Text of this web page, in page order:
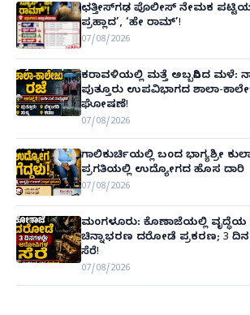
ಛತ್ತೀಸ್‌ಗಢ ಪೊಲೀಸ್ ನೇಮಕ
ಪ್ರಹ್ಲಾದ’, ‘ಹೇ ರಾಮ್’!
07/08/2026
ಕರಾವಳಿಯಲ್ಲಿ ಮತ್ತೆ ಅಬ್ಬರಿಸಿದ ಮಳೆ:
ಪುತ್ತೂರು ಉಪವಿಭಾಗದ ಶಾಲಾ-
ಘೋಷಣೆ!
07/08/2026
ಗಾಲಿಕುರ್ಚಿಯಲ್ಲಿ ಬಂದ ಭಾಗ್ಯಶ್ರೀ
ಪ್ರಗತಿಯಲ್ಲಿ ಉದ್ಯೋಗದ ಹೊಸ ದಾರಿ
07/08/2026
ಮಂಗಳೂರು: ಕೊಣಾಜೆಯಲ್ಲಿ
ಚಿನ್ನಾಭರಣ ದರೋಡೆ ಪ್ರಕರಣ; 3
ಸೆರೆ!
07/08/2026